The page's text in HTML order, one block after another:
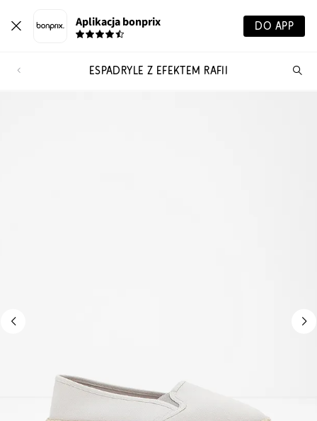
Aplikacja bonprix DO APP
ESPADRYLE Z EFEKTEM RAFII